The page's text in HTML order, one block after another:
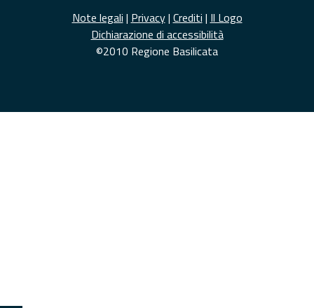
Note legali | Privacy| Crediti | Il Logo
Dichiarazione di accessibilità
©2010 Regione Basilicata